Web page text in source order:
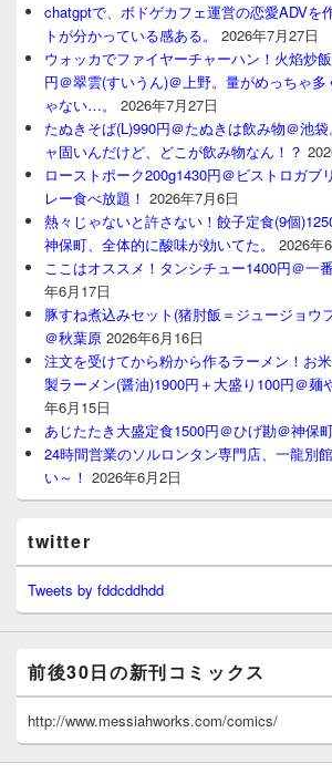
chatgptで、ボドゲカフェ運営の恋愛ADVを
トが分かっている感ある。
2026年7月27日
ウォッカでファイヤーチャーハン！火焰炒
円＠翠雲(すいうん)＠上野。量がめっちゃ多
ゃない…。
2026年7月27日
たぬきそば(L)990円＠たぬきは飲み物＠池
ャ固いんだけど、どこが飲み物なん！？
ローストポーク200g1430円＠ビストロガブ
レー食べ放題！ 2026年7月6日
熱々じゃないと許さない！餃子定食(9個
神保町、全体的に酸味が効いてた。
2026年
ここはオススメ！タンシチュー1400円＠一
年6月17日
豚すね煮込みセット(猪肘飯＝ジュージョウ
＠秋葉原 2026年6月16日
注文を受けてから粉から作るラーメン！お
製ラーメン(醤油)1900円＋大盛り100円＠麺
年6月15日
あじたたき大盛定食1500円＠ひげ勘＠神保
24時間営業のソルロンタン専門店、一龍別
い～！ 2026年6月2日
twitter
Tweets by fddcddhdd
前後30日の新刊コミックス
http://www.messiahworks.com/comics/